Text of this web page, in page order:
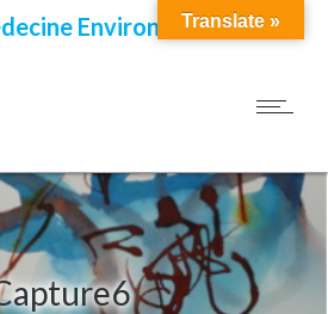
Environnementale
Translate »